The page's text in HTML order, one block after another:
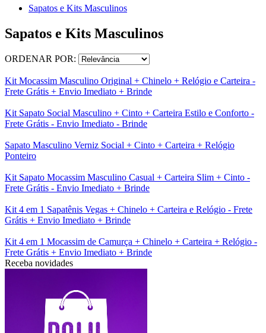
Sapatos e Kits Masculinos
Sapatos e Kits Masculinos
ORDENAR POR:
Kit Mocassim Masculino Original + Chinelo + Relógio e Carteira -
Frete Grátis + Envio Imediato + Brinde
Kit Sapato Social Masculino + Cinto + Carteira Estilo e Conforto -
Frete Grátis - Envio Imediato - Brinde
Sapato Masculino Verniz Social + Cinto + Carteira + Relógio
Ponteiro
Kit Sapato Mocassim Masculino Casual + Carteira Slim + Cinto -
Frete Grátis - Envio Imediato + Brinde
Kit 4 em 1 Sapatênis Vegas + Chinelo + Carteira e Relógio - Frete
Grátis + Envio Imediato + Brinde
Kit 4 em 1 Mocassim de Camurça + Chinelo + Carteira + Relógio -
Frete Grátis + Envio Imediato + Brinde
Receba novidades